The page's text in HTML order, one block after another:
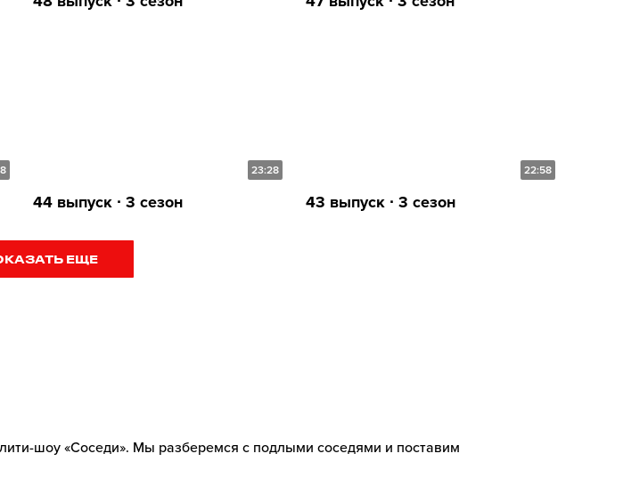
23:28
44 выпуск ∙ 3 сезон
22:58
43 выпуск ∙ 3 сезон
ЕЩЕ
шоу «Соседи». Мы разберемся с подлыми соседями и поставим